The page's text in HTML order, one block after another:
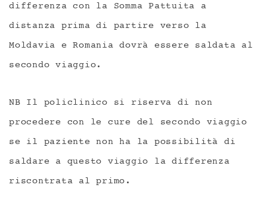
differenza con la Somma Pattuita a
distanza prima di partire verso la
Moldavia e Romania dovrà essere saldata al
secondo viaggio.
NB Il policlinico si riserva di non
procedere con le cure del secondo viaggio
se il paziente non ha la possibilità di
saldare a questo viaggio la differenza
riscontrata al primo.
Messenger